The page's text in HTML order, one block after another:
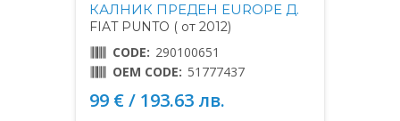
КАЛНИК ПРЕДЕН EUROPE Д.
FIAT PUNTO ( от 2012)
CODE: 290100651
OEM CODE: 51777437
99 € / 193.63 лв.